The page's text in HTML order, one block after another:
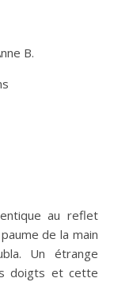
B.
au reflet
de la main
Un étrange
doigts et cette